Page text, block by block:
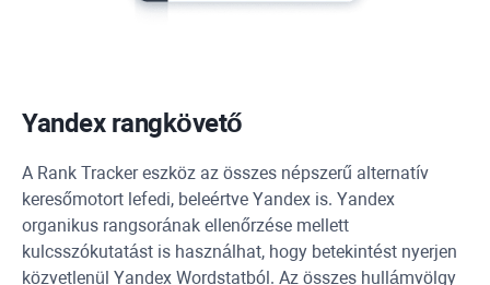
Yandexrangkövető
A Rank Trackereszköz az összes népszerű alternatív
keresőmotort lefedi, beleértve Yandex is. Yandex
organikus rangsorának ellenőrzése mellett
kulcsszókutatást is használhat, hogy betekintést nyerjen
közvetlenül Yandex Wordstatból. Az összes hullámvölgy